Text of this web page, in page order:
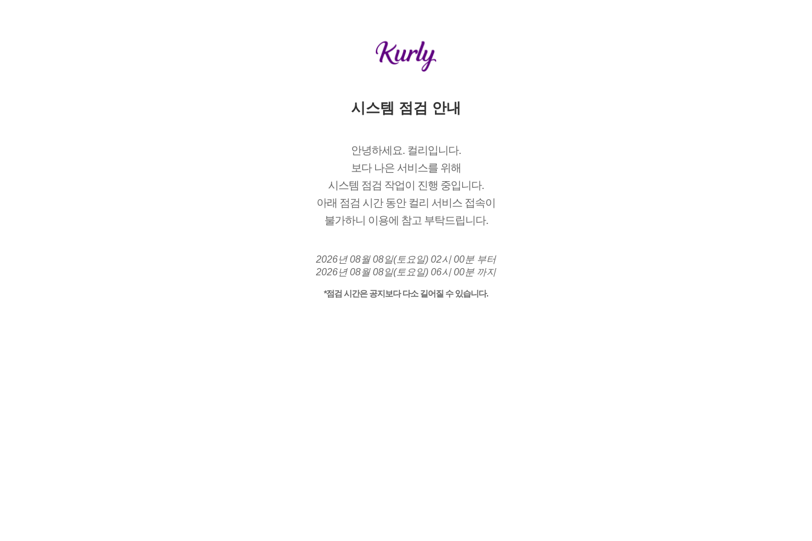
시스템 점검 안내
안녕하세요. 컬리입니다.
보다 나은 서비스를 위해
시스템 점검 작업이 진행 중입니다.
아래 점검 시간 동안 컬리 서비스 접속이
불가하니 이용에 참고 부탁드립니다.
2026년 08월 08일(토요일) 02시 00분 부터
2026년 08월 08일(토요일) 06시 00분 까지
*점검 시간은 공지보다 다소 길어질 수 있습니다.